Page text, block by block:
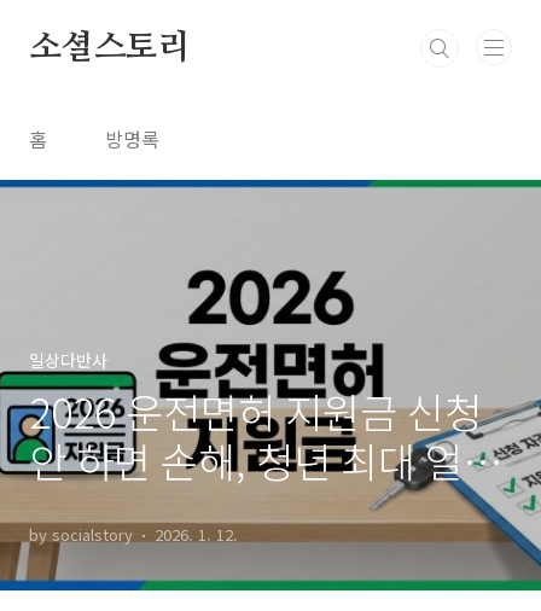
소셜스토리
홈 방명록
일상다반사
2026 운전면허 지원금 신청
안 하면 손해, 청년 최대 얼마
까지 받을 수 있을까?
by socialstory 2026. 1. 12.